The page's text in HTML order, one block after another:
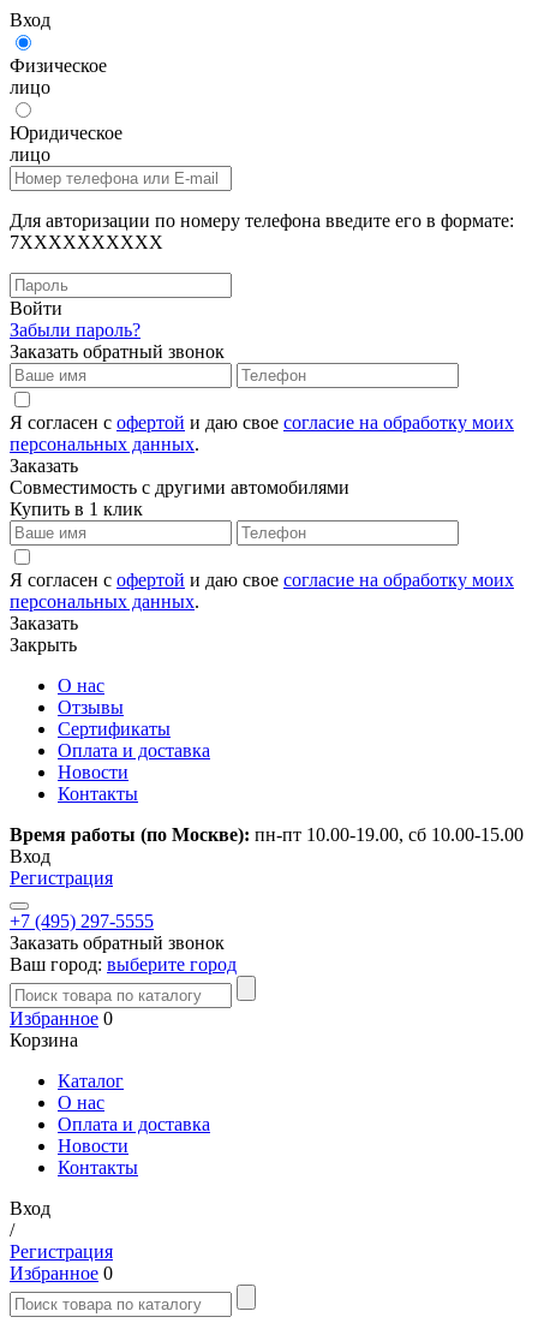
Вход
Физическое
лицо
Юридическое
лицо
Для авторизации по номеру телефона введите его в формате:
7XXXXXXXXXX
Войти
Забыли пароль?
Заказать обратный звонок
Я согласен с офертой и даю свое согласие на обработку моих
персональных данных.
Заказать
Совместимость с другими автомобилями
Купить в 1 клик
Я согласен с офертой и даю свое согласие на обработку моих
персональных данных.
Заказать
Закрыть
О нас
Отзывы
Сертификаты
Оплата и доставка
Новости
Контакты
Время работы (по Москве): пн-пт 10.00-19.00, сб 10.00-15.00
Вход
Регистрация
+7 (495) 297-5555
Заказать обратный звонок
Ваш город: выберите город
Избранное 0
Корзина
Каталог
О нас
Оплата и доставка
Новости
Контакты
Вход
/
Регистрация
Избранное 0